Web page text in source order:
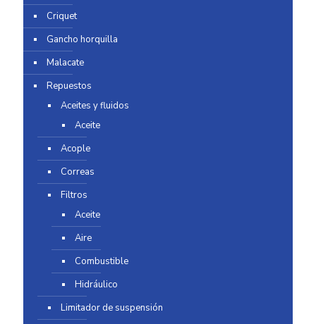
Criquet
Gancho horquilla
Malacate
Repuestos
Aceites y fluidos
Aceite
Acople
Correas
Filtros
Aceite
Aire
Combustible
Hidráulico
Limitador de suspensión